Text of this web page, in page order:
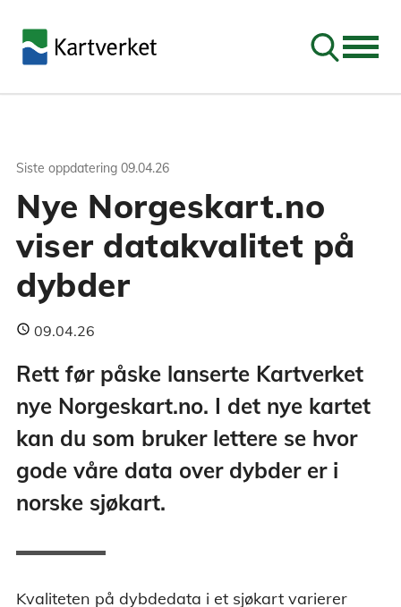
Søk
Siste oppdatering 09.04.26
Nye Norgeskart.no
viser datakvalitet på
dybder
09.04.26
Rett før påske lanserte Kartverket
nye Norgeskart.no. I det nye kartet
kan du som bruker lettere se hvor
gode våre data over dybder er i
norske sjøkart.
Kvaliteten på dybdedata i et sjøkart varierer